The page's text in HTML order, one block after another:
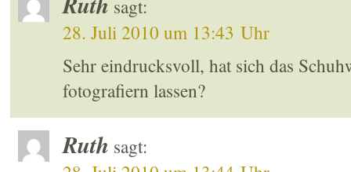
sagt:
28. Juli 2010 um 13:43 Uhr
Sehr eindrucksvoll, hat sich das
fotografiern lassen?
Ruth sagt: